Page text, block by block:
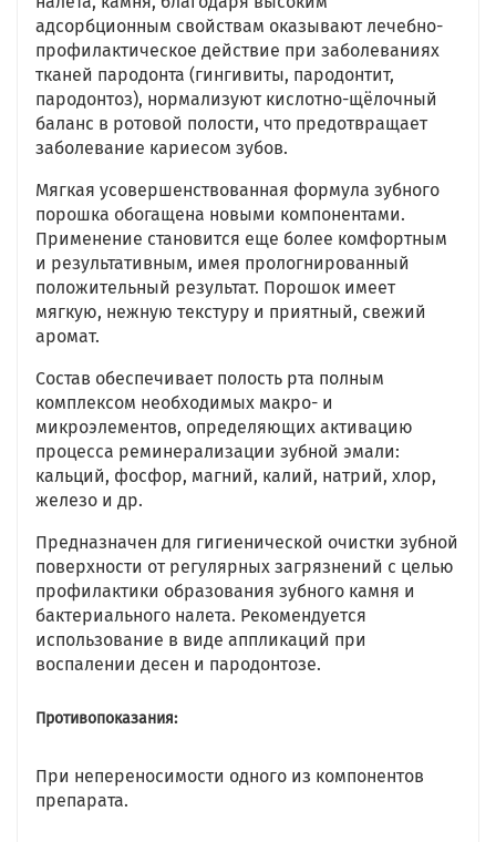
адсорбционным свойствам оказывают лечебно-
профилактическое действие при заболеваниях
тканей пародонта (гингивиты, пародонтит,
пародонтоз), нормализуют кислотно-щёлочный
баланс в ротовой полости, что предотвращает
заболевание кариесом зубов.
Мягкая усовершенствованная формула зубного
порошка обогащена новыми компонентами.
Применение становится еще более комфортным
и результативным, имея прологнированный
положительный результат. Порошок имеет
мягкую, нежную текстуру и приятный, свежий
аромат.
Состав обеспечивает полость рта полным
комплексом необходимых макро- и
микроэлементов, определяющих активацию
процесса реминерализации зубной эмали:
кальций, фосфор, магний, калий, натрий, хлор,
железо и др.
Предназначен для гигиенической очистки зубной
поверхности от регулярных загрязнений с целью
профилактики образования зубного камня и
бактериального налета. Рекомендуется
использование в виде аппликаций при
воспалении десен и пародонтозе.
Противопоказания:
При непереносимости одного из компонентов
препарата.